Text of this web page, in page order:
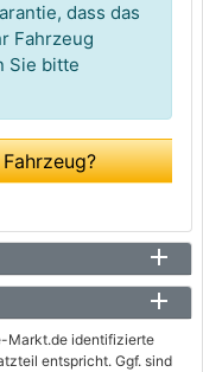
dass das
Fahrzeug
Sie bitte
Markt.de identifizierte
entspricht. Ggf. sind